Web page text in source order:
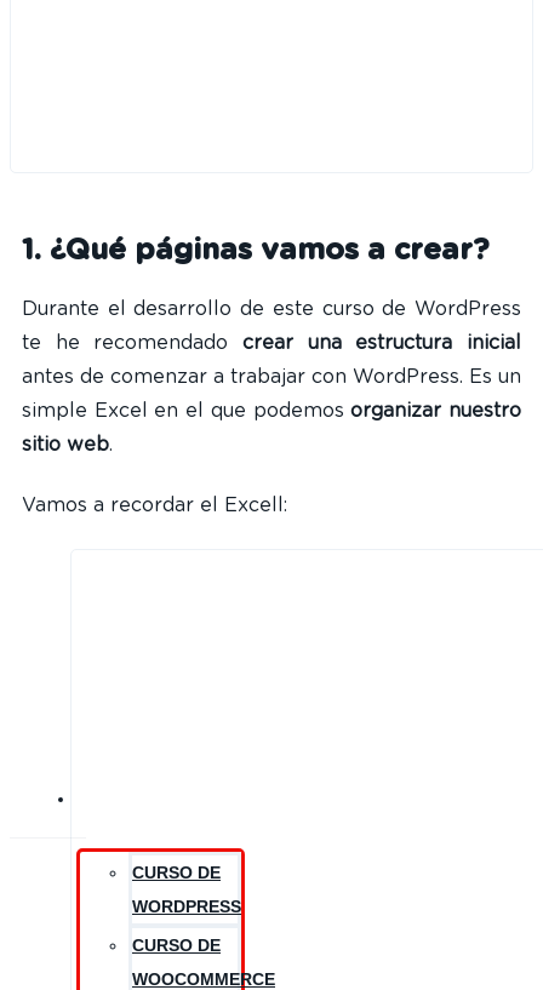
CURSO DE
WORDPRESS
CURSO DE
WOOCOMMERCE
1. ¿Qué páginas vamos a crear?
Durante el desarrollo de este curso de WordPress
te he recomendado crear una estructura inicial
antes de comenzar a trabajar con WordPress. Es un
simple Excel en el que podemosorganizar nuestro
sitio web.
Vamos a recordar el Excell: